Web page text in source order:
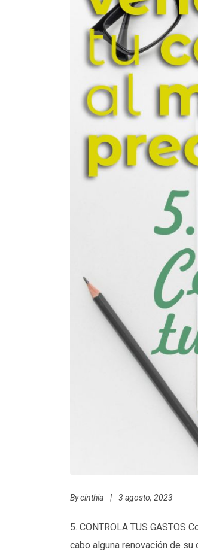
Bycinthia | 3 agosto, 2023
5. CONTROLA TUS
cabo alguna renovación de